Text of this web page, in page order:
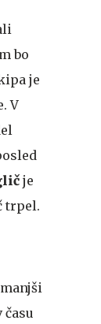
bo
je
V
je
trpel.